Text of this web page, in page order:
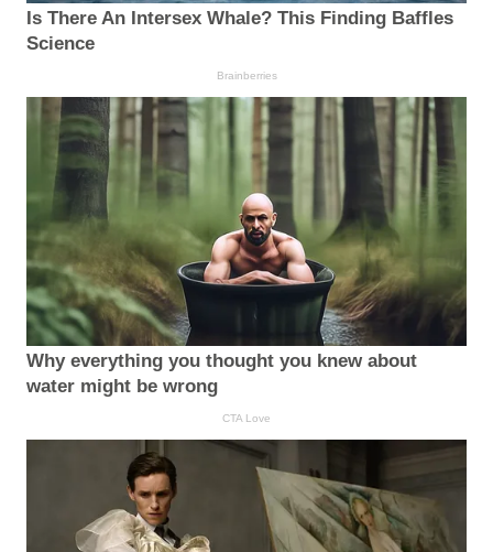
Is There An Intersex Whale? This Finding Baffles
Science
Brainberries
Why everything you thought you knew about
water might be wrong
CTA Love